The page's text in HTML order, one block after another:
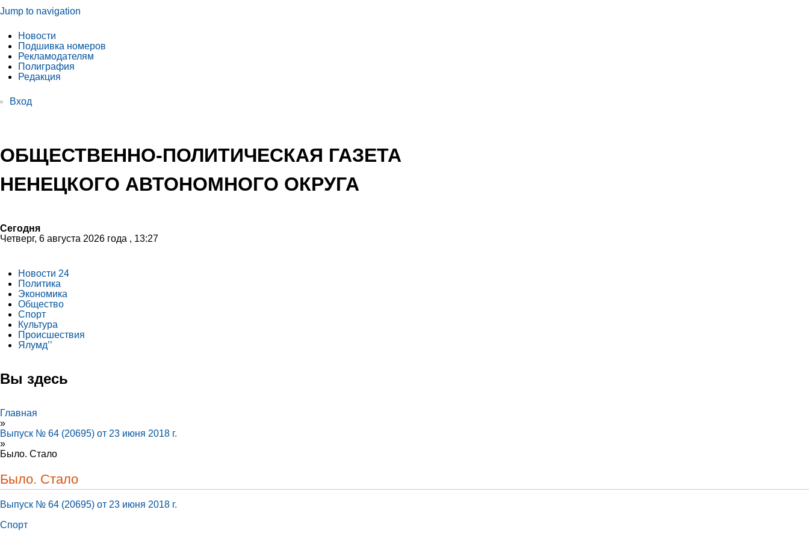
Jump to navigation
Новости
Подшивка номеров
Рекламодателям
Полиграфия
Редакция
Вход
ОБЩЕСТВЕННО-ПОЛИТИЧЕСКАЯ ГАЗЕТА
НЕНЕЦКОГО АВТОНОМНОГО ОКРУГА
Сегодня
Четверг, 6 августа 2026 года , 13:27
Новости 24
Политика
Экономика
Общество
Спорт
Культура
Происшествия
Ялумд’’
Вы здесь
Главная
»
Выпуск № 64 (20695) от 23 июня 2018 г.
»
Было. Стало
Было. Стало
Выпуск № 64 (20695) от 23 июня 2018 г.
Спорт